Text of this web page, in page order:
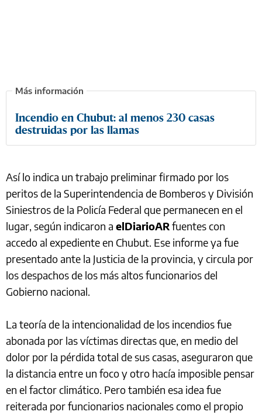
Incendio en Chubut: al menos 230 casas
destruidas por las llamas
Así lo indica un trabajo preliminar firmado por los
peritos de la Superintendencia de Bomberos y División
Siniestros de la Policía Federal que permanecen en el
lugar, según indicaron a elDiarioARfuentes con
accedo al expediente en Chubut. Ese informe ya fue
presentado ante la Justicia de la provincia, y circula por
los despachos de los más altos funcionarios del
Gobierno nacional.
La teoría de la intencionalidad de los incendios fue
abonada por las víctimas directas que, en medio del
dolor por la pérdida total de sus casas, aseguraron que
la distancia entre un foco y otro hacía imposible pensar
en el factor climático. Pero también esa idea fue
reiterada por funcionarios nacionales como el propio